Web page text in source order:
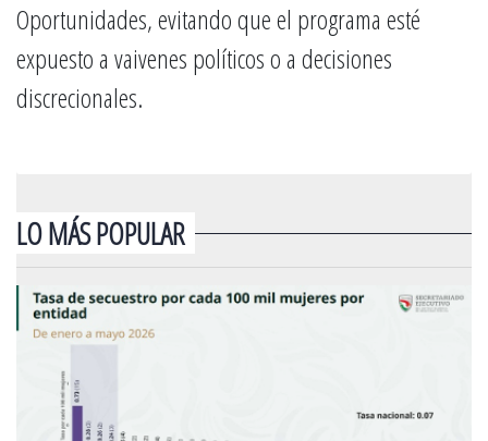
Oportunidades, evitando que el programa esté
expuesto a vaivenes políticos o a decisiones
discrecionales.
LO MÁS POPULAR